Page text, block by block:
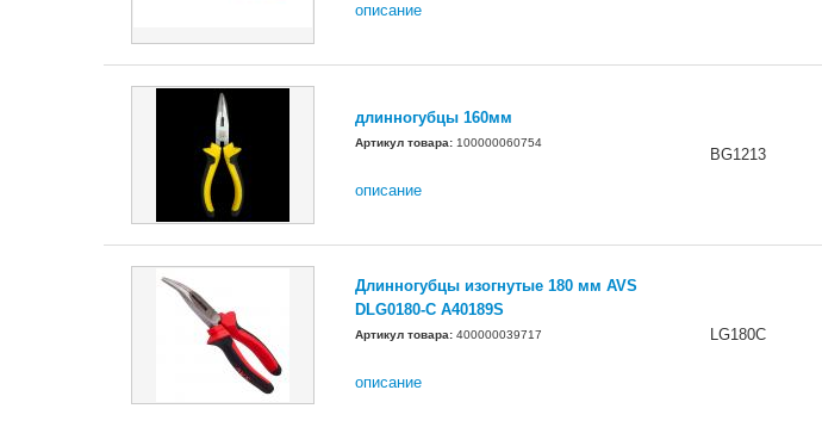
описание
длинногубцы 160мм
Артикул товара: 100000060754
описание
BG1213
Длинногубцы изогнутые 180 мм AVS
DLG0180-C A40189S
Артикул товара: 400000039717
описание
LG180C